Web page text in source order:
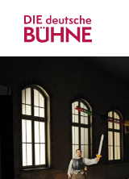
Schauspiel
Musiktheater
Tanz
Crossover